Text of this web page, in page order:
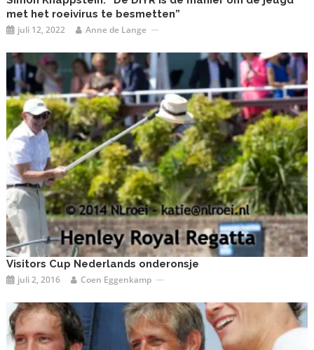
met het roeivirus te besmetten”
juli 12, 2022 Anne de Lange
Visitors Cup Nederlands onderonsje
juli 2, 2016 Coen Eggenkamp